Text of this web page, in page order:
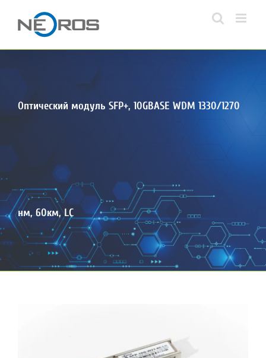
Оптический модуль SFP+, 10GBASE WDM 1330/1270
нм, 60км, LC